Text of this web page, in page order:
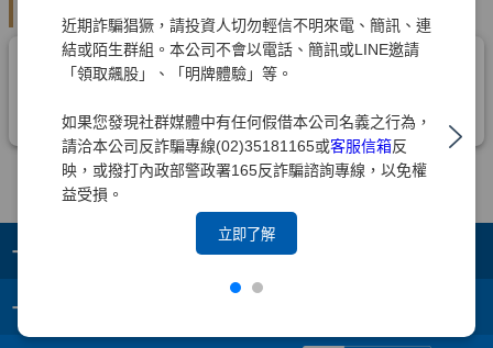
近期詐騙猖獗，請投資人切勿輕信不明來電、簡訊、連
結或陌生群組。本公司不會以電話、簡訊或LINE邀請
「領取飆股」、「明牌體驗」等。
如果您發現社群媒體中有任何假借本公司名義之行為，
請洽本公司反詐騙專線(02)35181165或客服信箱反
映，或撥打內政部警政署165反詐騙諮詢專線，以免權
益受損。
立即了解
+
+